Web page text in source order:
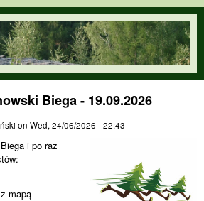
to main content
Biega - 19.09.2026
on Wed, 24/06/2026 - 22:43
i po raz
mapą